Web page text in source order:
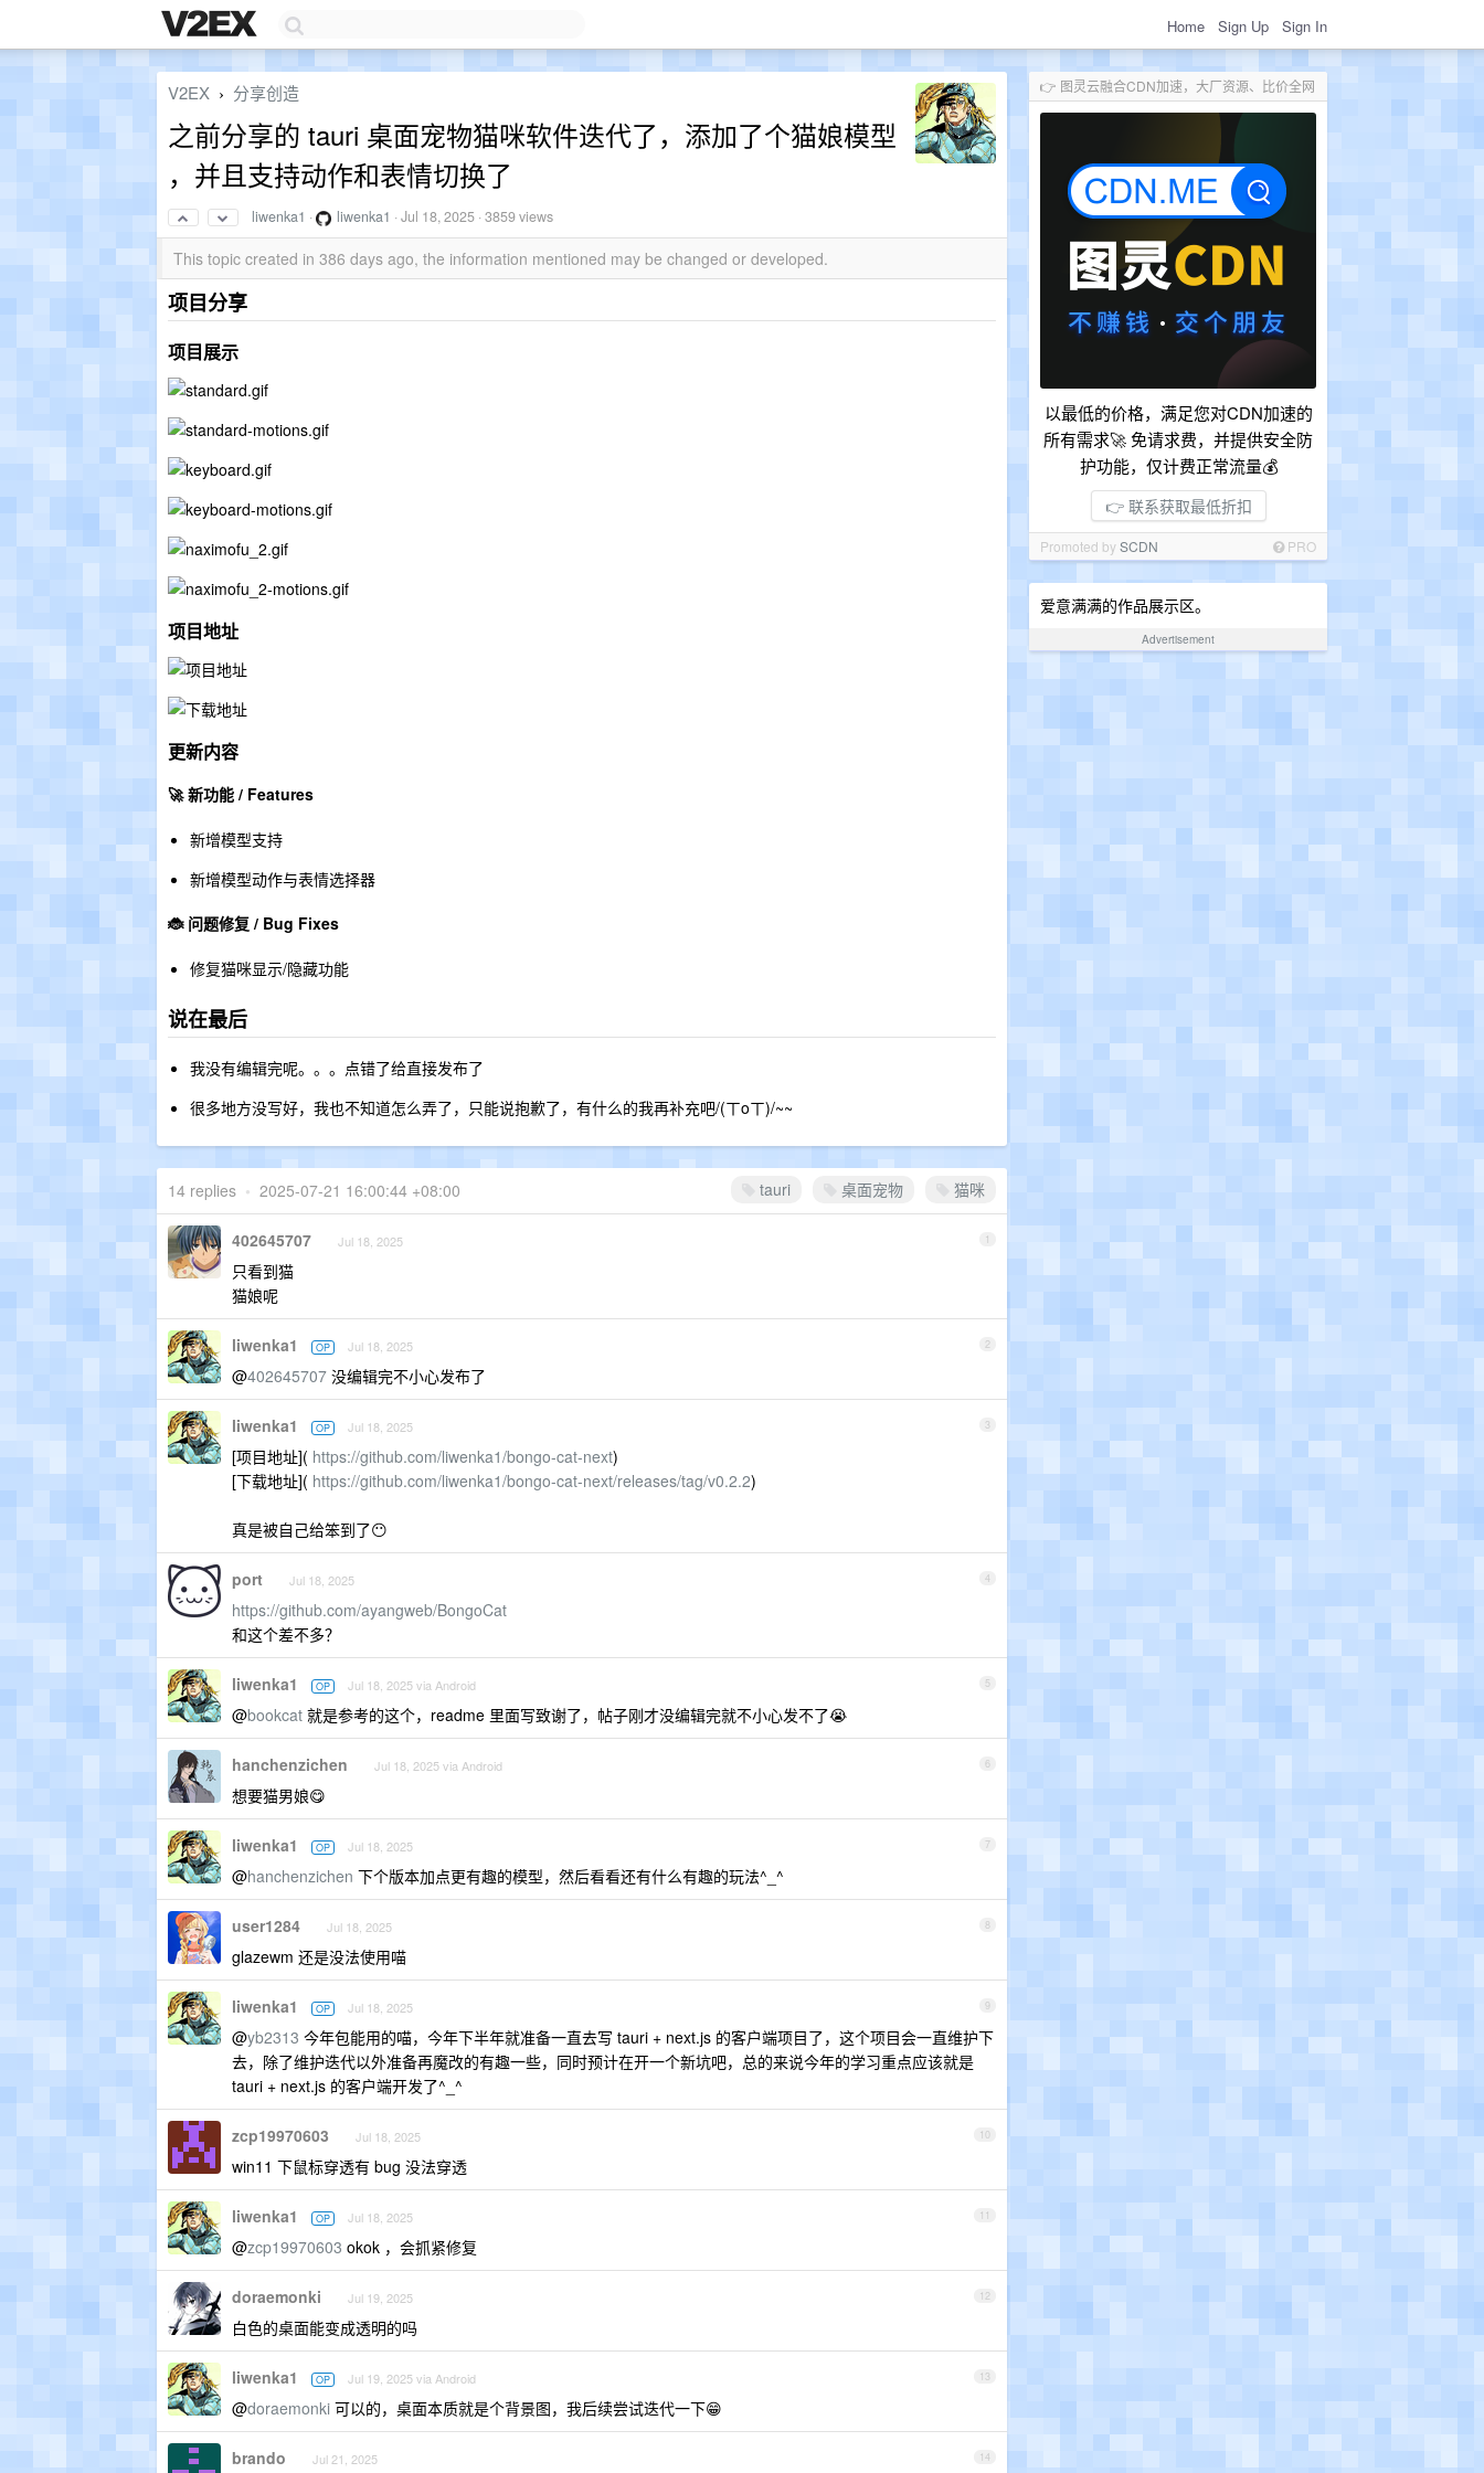
Home Sign Up Sign In
👉 图灵云融合CDN加速，大厂资源、比价全网
以最低的价格，满足您对CDN加速的
所有需求🚀 免请求费，并提供安全防
护功能，仅计费正常流量💰
👉 联系获取最低折扣
Promoted bySCDN PRO
爱意满满的作品展示区。
Advertisement
V2EX › 分享创造
之前分享的 tauri 桌面宠物猫咪软件迭代了，添加了个猫娘模型
，并且支持动作和表情切换了
liwenka1 · liwenka1 ·Jul 18, 2025 · 3859 views
This topic created in 386 days ago, the information mentioned may be changed or developed.
项目分享
项目展示
项目地址
更新内容
🚀 新功能 / Features
新增模型支持
新增模型动作与表情选择器
🐞 问题修复 / Bug Fixes
修复猫咪显示/隐藏功能
说在最后
我没有编辑完呢。。。点错了给直接发布了
很多地方没写好，我也不知道怎么弄了，只能说抱歉了，有什么的我再补充吧/(ㄒoㄒ)/~~
tauri 桌面宠物 猫咪
14 replies • 2025-07-21 16:00:44 +08:00
1
402645707 Jul 18, 2025
只看到猫
猫娘呢
2
liwenka1 OP Jul 18, 2025
@402645707 没编辑完不小心发布了
3
liwenka1 OP Jul 18, 2025
[项目地址]( https://github.com/liwenka1/bongo-cat-next)
[下载地址]( https://github.com/liwenka1/bongo-cat-next/releases/tag/v0.2.2)
真是被自己给笨到了😶
4
port Jul 18, 2025
https://github.com/ayangweb/BongoCat
和这个差不多？
5
liwenka1 OP Jul 18, 2025 via Android
@bookcat 就是参考的这个，readme 里面写致谢了，帖子刚才没编辑完就不小心发不了😭
6
hanchenzichen Jul 18, 2025 via Android
想要猫男娘😋
7
liwenka1 OP Jul 18, 2025
@hanchenzichen 下个版本加点更有趣的模型，然后看看还有什么有趣的玩法^_^
8
user1284 Jul 18, 2025
glazewm 还是没法使用喵
9
liwenka1 OP Jul 18, 2025
@yb2313 今年包能用的喵，今年下半年就准备一直去写 tauri + next.js 的客户端项目了，这个项目会一直维护下
去，除了维护迭代以外准备再魔改的有趣一些，同时预计在开一个新坑吧，总的来说今年的学习重点应该就是
tauri + next.js 的客户端开发了^_^
10
zcp19970603 Jul 18, 2025
win11 下鼠标穿透有 bug 没法穿透
11
liwenka1 OP Jul 18, 2025
@zcp19970603 okok ，会抓紧修复
12
doraemonki Jul 19, 2025
白色的桌面能变成透明的吗
13
liwenka1 OP Jul 19, 2025 via Android
@doraemonki 可以的，桌面本质就是个背景图，我后续尝试迭代一下😁
14
brando Jul 21, 2025